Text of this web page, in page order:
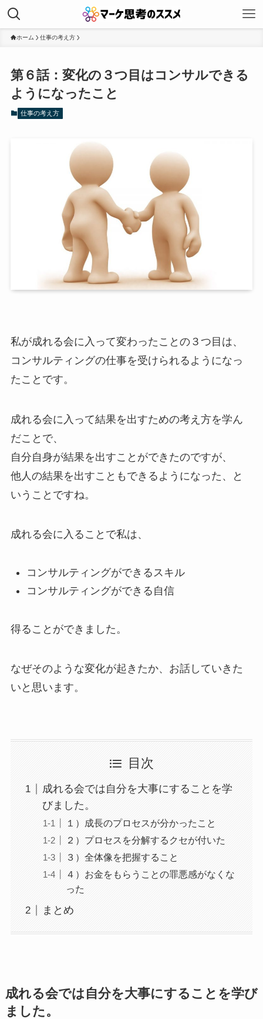
ホーム 仕事の考え方
第６話：変化の３つ目はコンサルできる
ようになったこと
仕事の考え方
私が成れる会に入って変わったことの３つ目は、
コンサルティングの仕事を受けられるようになっ
たことです。
成れる会に入って結果を出すための考え方を学ん
だことで、
自分自身が結果を出すことができたのですが、
他人の結果を出すこともできるようになった、と
いうことですね。
成れる会に入ることで私は、
コンサルティングができるスキル
コンサルティングができる自信
得ることができました。
なぜそのような変化が起きたか、お話していきた
いと思います。
目次
成れる会では自分を大事にすることを学
びました。
１）成長のプロセスが分かったこと
２）プロセスを分解するクセが付いた
３）全体像を把握すること
４）お金をもらうことの罪悪感がなくな
った
まとめ
成れる会では自分を大事にすることを学び
ました。